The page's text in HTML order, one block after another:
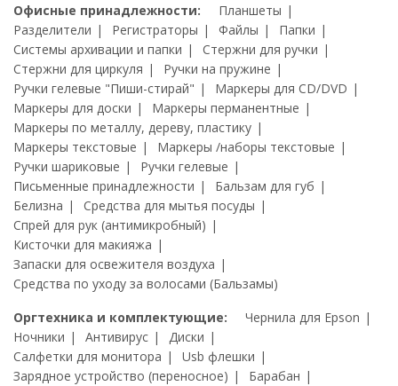
Офисные принадлежности:
Планшеты
Разделители
Регистраторы Файлы
Папки
Системы архивации и папки
Стержни для ручки
Стержни для циркуля
Ручки на пружине
Ручки гелевые "Пиши-стирай"
Маркеры для CD/DVD
Маркеры для доски
Маркеры перманентные
Маркеры по металлу, дереву, пластику
Маркеры текстовые
Маркеры /наборы текстовые
Ручки шариковые
Ручки гелевые
Письменные принадлежности
Бальзам для губ
Белизна
Средства для мытья посуды
Спрей для рук (антимикробный)
Кисточки для макияжа
Запаски для освежителя воздуха
Средства по уходу за волосами (Бальзамы)
Оргтехника и комплектующие:
Чернила для Epson
Ночники
Антивирус
Диски
Салфетки для монитора
Usb флешки
Зарядное устройство (переносное)
Барабан